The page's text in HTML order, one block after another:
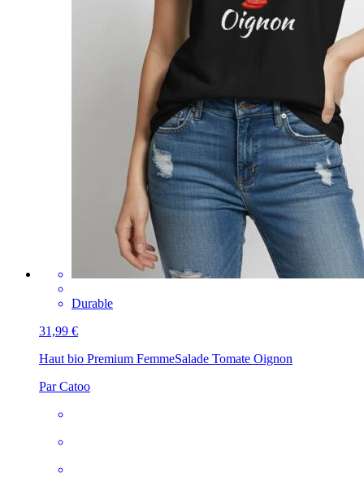
Durable
31,99 €
Haut bio Premium FemmeSalade Tomate Oignon
Par Catoo